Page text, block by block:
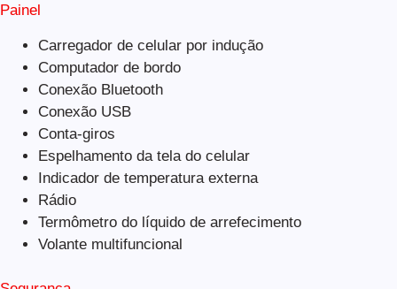
Painel
Carregador de celular por indução
Computador de bordo
Conexão Bluetooth
Conexão USB
Conta-giros
Espelhamento da tela do celular
Indicador de temperatura externa
Rádio
Termômetro do líquido de arrefecimento
Volante multifuncional